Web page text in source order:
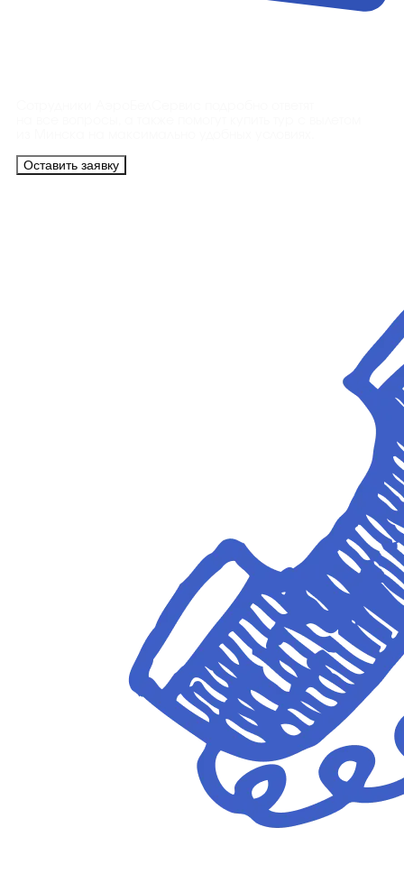
Оставить заявку